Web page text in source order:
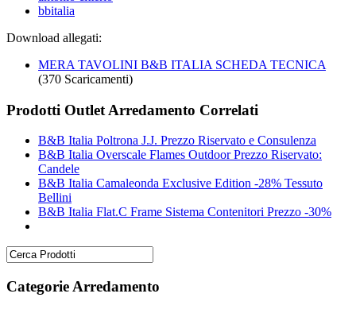
bbitalia
Download allegati:
MERA TAVOLINI B&B ITALIA SCHEDA TECNICA
(370 Scaricamenti)
Prodotti Outlet Arredamento Correlati
B&B Italia Poltrona J.J. Prezzo Riservato e Consulenza
B&B Italia Overscale Flames Outdoor Prezzo Riservato:
Candele
B&B Italia Camaleonda Exclusive Edition -28% Tessuto
Bellini
B&B Italia Flat.C Frame Sistema Contenitori Prezzo -30%
Categorie Arredamento